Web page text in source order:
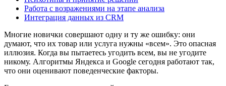
Работа с возражениями на этапе анализа
Интеграция данных из CRM
Многие новички совершают одну и ту же ошибку: они
думают, что их товар или услуга нужны «всем». Это опасная
иллюзия. Когда вы пытаетесь угодить всем, вы не угодите
никому. Алгоритмы Яндекса и Google сегодня работают так,
что они оценивают поведенческие факторы.